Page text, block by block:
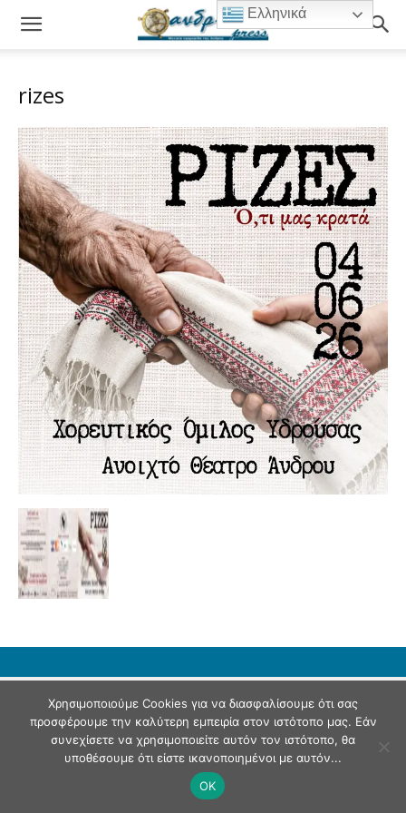
rizes
© Andriaki Press 2025
Ελληνικά
Χρησιμοποιούμε Cookies για να διασφαλίσουμε ότι σας
προσφέρουμε την καλύτερη εμπειρία στον ιστότοπο μας. Εάν
συνεχίσετε να χρησιμοποιείτε αυτόν τον ιστότοπο, θα
υποθέσουμε ότι είστε ικανοποιημένοι με αυτόν...
OK